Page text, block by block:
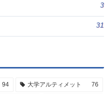
3
31
94 大学アルティメット 76